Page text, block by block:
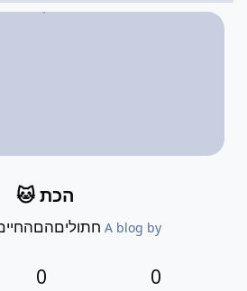
הכת 🐱
A blog by
0
0